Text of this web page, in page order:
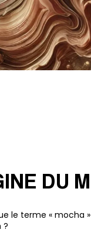
DU
le terme « mocha
?